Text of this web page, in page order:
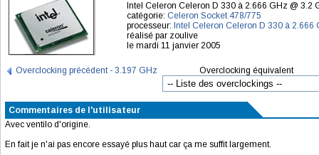
Intel Celeron Celeron D 330 à 2.666 GHz @ 3.2
catégorie: Celeron Socket 478/775
processeur: Intel Celeron Celeron D 330 à 2.666
réalisé par zoulive
le mardi 11 janvier 2005
Overclocking précédent - 3.197 GHz Overclocking équivalent
Commentaires de l'utilisateur
Avec ventilo d'origine.
En fait je n'ai pas encore essayé plus haut car ça me suffit largement.